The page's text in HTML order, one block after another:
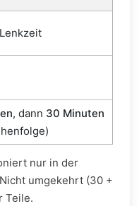
Lenkzeit
, dann 30 Minuten
nur in der
umgekehrt (30 +
Teile.